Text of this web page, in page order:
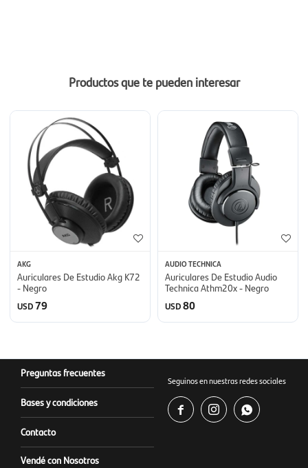
Productos que te pueden interesar
AKG
Auriculares De Estudio Akg K72
- Negro
USD79
AUDIO TECHNICA
Auriculares De Estudio Audio
Technica Athm20x - Negro
USD80
Preguntas frecuentes
Bases y condiciones
Contacto
Vendé con Nosotros
Seguinos en nuestras redes sociales
  